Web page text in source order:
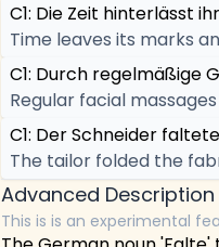
C1: Die Zeit hinterlässt
Time leaves its marks
C1: Durch regelmäßige
Regular facial
C1: Der Schneider
The tailor folded the
Advanced Description
This is is an experimental